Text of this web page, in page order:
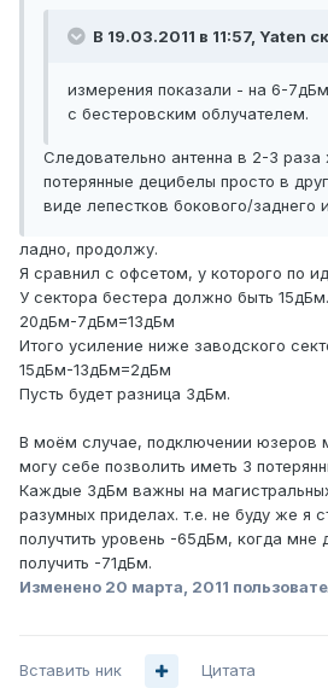
В 19.03.2011 в 11:57, Yaten
измерения показали - на 6-
с бестеровским облучателем.
Следовательно антенна в 2-3 раза
потерянные децибелы просто в
виде лепестков бокового/заднего
ладно, продолжу.
Я сравнил с офсетом, у которого по
У сектора бестера должно быть
20дБм-7дБм=13дБм
Итого усиление ниже заводского
15дБм-13дБм=2дБм
Пусть будет разница 3дБм.
В моём случае, подключении юзеров
могу себе позволить иметь 3
Каждые 3дБм важны на
разумных приделах. т.е. не буду же я
получтить уровень -65дБм, когда мне
получить -71дБм.
Изменено 20 марта, 2011
Вставить ник Цитата